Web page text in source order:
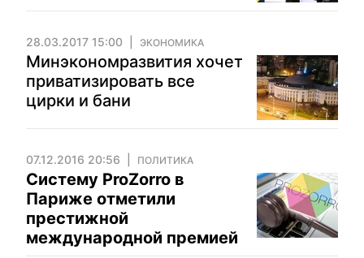
28.03.2017 15:00 ЭКОНОМИКА
Минэкономразвития хочет
приватизировать все
цирки и бани
07.12.2016 20:56 ПОЛИТИКА
Систему ProZorro в
Париже отметили
престижной
международной премией